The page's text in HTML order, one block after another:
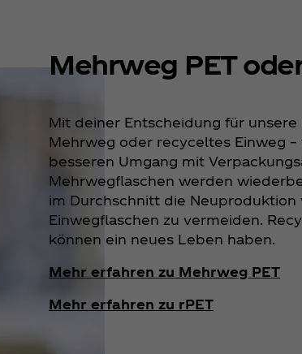
Mehrweg PET
Mit deiner Entscheidung für unsere
Mehrweg oder recyceltes Einweg –
besseren Umgang mit
Mehrwegflaschen werden
im Durchschnitt die Neuproduktion
Einwegflaschen zu vermeiden.
können ein neues Leben haben.
Mehr erfahren zu Mehrweg PET
Mehr erfahren zu rPET